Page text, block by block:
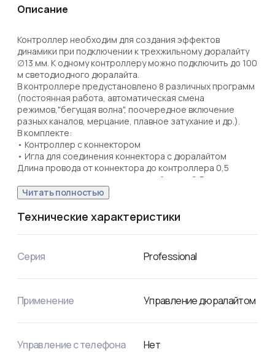
Описание
Контроллер необходим для создания эффектов
динамики при подключении к трехжильному дюралайту
∅13 мм. К одному контроллеру можно подключить до 100
м светодиодного дюралайта.
В контроллере предустановлено 8 различных программ
(постоянная работа, автоматическая смена
режимов,"бегущая волна", поочередное включение
разных каналов, мерцание, плавное затухание и др.).
В комплекте:
• Контроллер с коннектором
• Игла для соединения коннектора с дюралайтом
Длина провода от коннектора до контроллера 0,5
метра, от контроллера до сетевой вилки 2,5 метра.
Отличительной чертой данного контроллера является
«эффект памяти», т.е все настройки программы
сохраняются во внутренней памяти контроллера и если
вы отключите питание, то при повторном включении
Читать полностью
Технические характеристики
Серия Professional
Применение Управление дюралайтом
Управление с телефона Нет